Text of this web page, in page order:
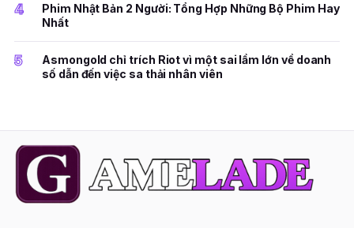
4
Phim Nhật Bản 2 Người: Tổng Hợp Những Bộ Phim Hay
Nhất
5
Asmongold chỉ trích Riot vì một sai lầm lớn về doanh
số dẫn đến việc sa thải nhân viên